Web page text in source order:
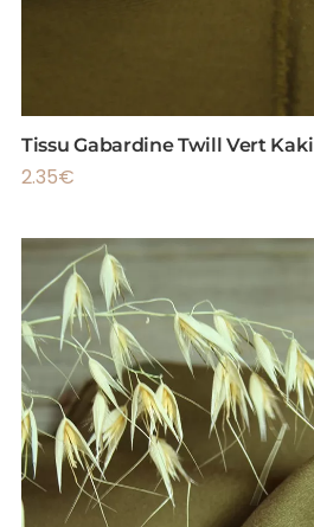
Tissu Gabardine Twill Vert Kaki
2.35€